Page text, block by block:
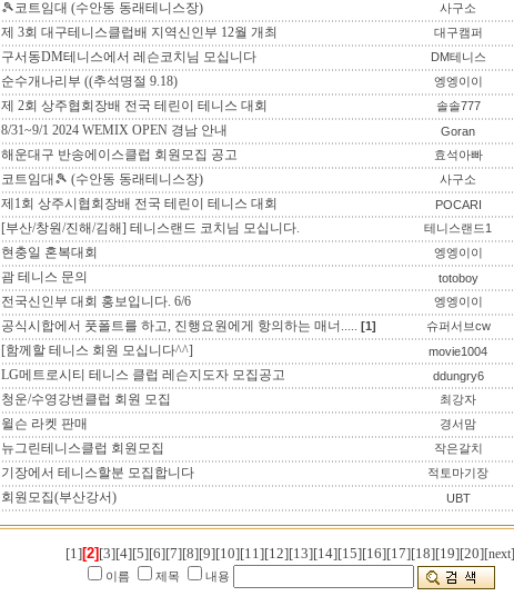
🎾코트임대 (수안동 동래테니스장) 사구소
제 3회 대구테니스클럽배 지역신인부 12월 개최 대구캠퍼
구서동DM테니스에서 레슨코치님 모십니다 DM테니스
순수개나리부 ((추석명절 9.18) 엥엥이이
제 2회 상주협회장배 전국 테린이 테니스 대회 솔솔777
8/31~9/1 2024 WEMIX OPEN 경남 안내 Goran
해운대구 반송에이스클럽 회원모집 공고 효석아빠
코트임대🎾 (수안동 동래테니스장) 사구소
제1회 상주시협회장배 전국 테린이 테니스 대회 POCARI
[부산/창원/진해/김해] 테니스랜드 코치님 모십니다. 테니스랜드1
현충일 혼복대회 엥엥이이
괌 테니스 문의 totoboy
전국신인부 대회 홍보입니다. 6/6 엥엥이이
공식시합에서 풋폴트를 하고, 진행요원에게 항의하는 매너..... [1] 슈퍼서브cw
[함께할 테니스 회원 모십니다^^] movie1004
LG메트로시티 테니스 클럽 레슨지도자 모집공고 ddungry6
청운/수영강변클럽 회원 모집 최강자
윌슨 라켓 판매 경서맘
뉴그린테니스클럽 회원모집 작은갈치
기장에서 테니스할분 모집합니다 적토마기장
회원모집(부산강서) UBT
[1][2] [3][4][5][6][7][8][9][10][11][12][13][14][15][16][17][18][19][20][next]
이름 제목 내용